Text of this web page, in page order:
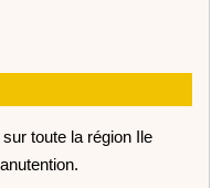
toute la région Ile